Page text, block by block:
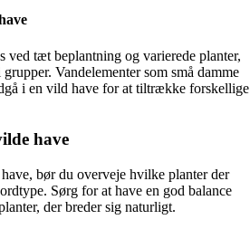
ved tæt beplantning og varierede planter,
Vandelementer som små damme
i en vild have for at tiltrække forskellige
have
bør du overveje hvilke planter der
Sørg for at have en god balance
der breder sig naturligt.